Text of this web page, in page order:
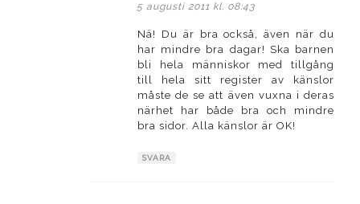
5 augusti 2011 kl. 08:43
Nä! Du är bra också, även när du
har mindre bra dagar! Ska barnen
bli hela människor med tillgång
till hela sitt register av känslor
måste de se att även vuxna i deras
närhet har både bra och mindre
bra sidor. Alla känslor är OK!
SVARA